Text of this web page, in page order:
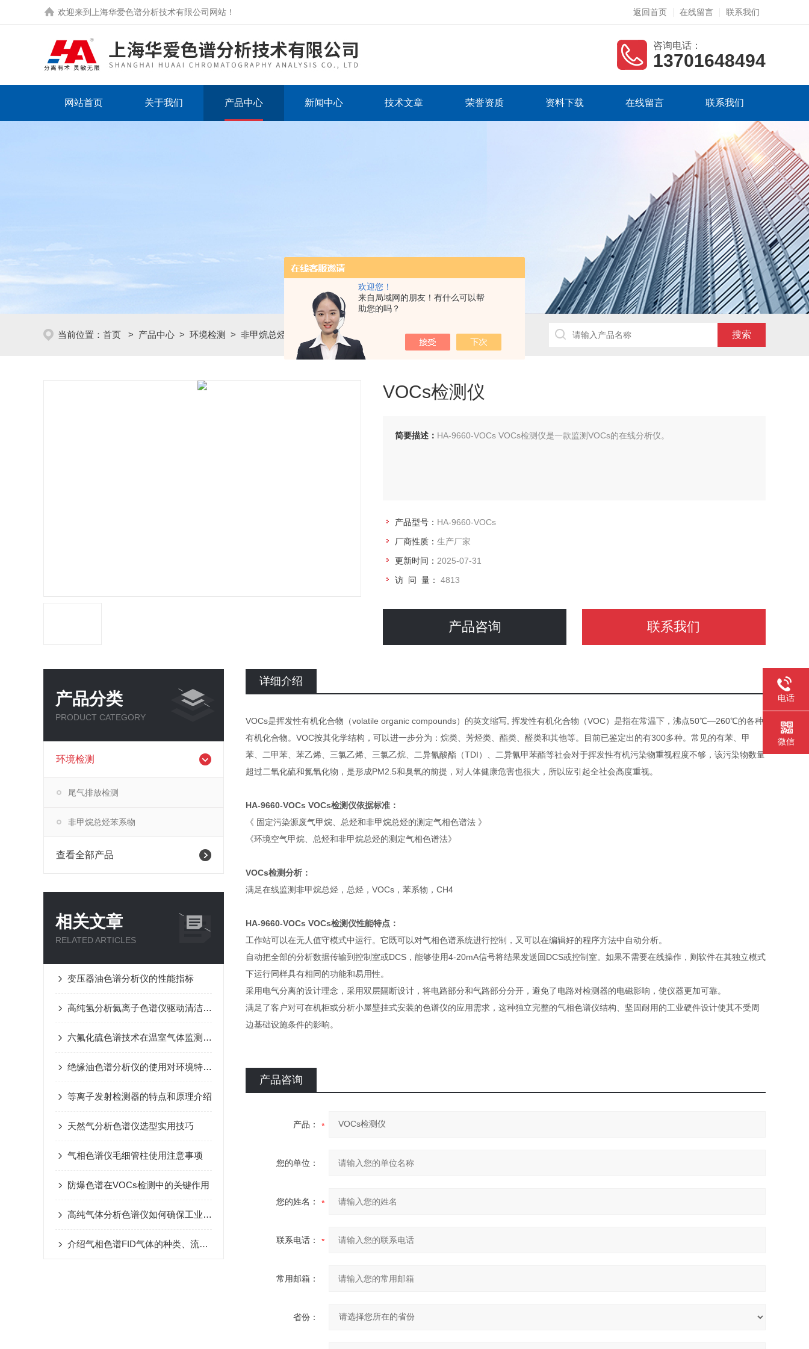
欢迎您！
来自局域网的朋友！有什么可以帮
助您的吗？
欢迎来到 上海华爱色谱分析技术有限公司网站 ！ 返回首页 在线留言 联系我们
咨询电话：
13701648494
网站首页 关于我们 产品中心 新闻中心 技术文章 荣誉资质 资料下载 在线留言 联系我们
当前位置： 首页 > 产品中心 > 环境检测 > 非甲烷总烃苯系物 > HA-9660-VOCsVOCs检测仪
VOCs检测仪
简要描述： HA-9660-VOCs VOCs检测仪是一款监测VOCs的在线分析仪。
产品型号： HA-9660-VOCs
厂商性质： 生产厂家
更新时间： 2025-07-31
访 问 量： 4813
产品咨询 联系我们
产品分类
PRODUCT CATEGORY
环境检测
尾气排放检测
非甲烷总烃苯系物
查看全部产品
相关文章
RELATED ARTICLES
变压器油色谱分析仪的性能指标
高纯氢分析氦离子色谱仪驱动清洁能源时代加速到来
六氟化硫色谱技术在温室气体监测中的应用
绝缘油色谱分析仪的使用对环境特殊要求
等离子发射检测器的特点和原理介绍
天然气分析色谱仪选型实用技巧
气相色谱仪毛细管柱使用注意事项
防爆色谱在VOCs检测中的关键作用
高纯气体分析色谱仪如何确保工业气体质量？
介绍气相色谱FID气体的种类、流速和纯度
详细介绍
VOCs是挥发性有机化合物（volatile organic compounds）的英文缩写, 挥发性有机化合物（VOC）是指在常温下，沸点50℃—260℃的各种
有机化合物。VOC按其化学结构，可以进一步分为：烷类、芳烃类、酯类、醛类和其他等。目前已鉴定出的有300多种。常见的有苯、甲
苯、二甲苯、苯乙烯、三氯乙烯、三氯乙烷、二异氰酸酯（TDI）、二异氰甲苯酯等社会对于挥发性有机污染物重视程度不够，该污染物数量
超过二氧化硫和氮氧化物，是形成PM2.5和臭氧的前提，对人体健康危害也很大，所以应引起全社会高度重视。
HA-9660-VOCs VOCs检测仪依据标准：
《 固定污染源废气甲烷、总烃和非甲烷总烃的测定气相色谱法 》
《环境空气甲烷、总烃和非甲烷总烃的测定气相色谱法》
VOCs检测分析：
满足在线监测非甲烷总烃，总烃，VOCs，苯系物，CH4
HA-9660-VOCs VOCs检测仪性能特点：
工作站可以在无人值守模式中运行。它既可以对气相色谱系统进行控制，又可以在编辑好的程序方法中自动分析。
自动把全部的分析数据传输到控制室或DCS，能够使用4-20mA信号将结果发送回DCS或控制室。如果不需要在线操作，则软件在其独立模式
下运行同样具有相同的功能和易用性。
采用电气分离的设计理念，采用双层隔断设计，将电路部分和气路部分分开，避免了电路对检测器的电磁影响，使仪器更加可靠。
满足了客户对可在机柜或分析小屋壁挂式安装的色谱仪的应用需求，这种独立完整的气相色谱仪结构、坚固耐用的工业硬件设计使其不受周
边基础设施条件的影响。
产品咨询
产品：
您的单位：
您的姓名：
联系电话：
常用邮箱：
省份：
电话
微信